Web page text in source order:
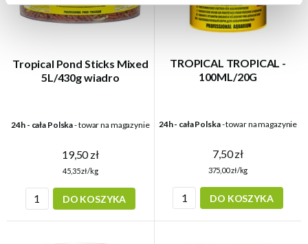
Tropical Pond Sticks Mixed
5L/430g wiadro
24h - cała Polska- towar na magazynie
19,50 zł
45,35 zł/kg
DO KOSZYKA
TROPICAL TROPICAL -
100ML/20G
24h - cała Polska- towar na magazynie
7,50 zł
375,00 zł/kg
DO KOSZYKA